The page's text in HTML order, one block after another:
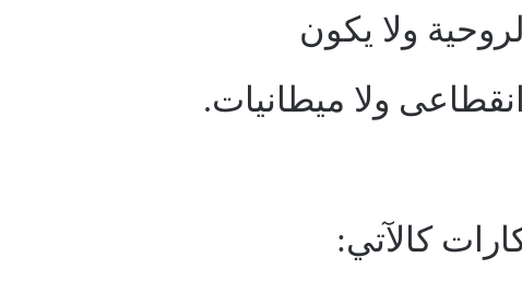
ولا يكون
ولا ميطانيات.
كالآتي: